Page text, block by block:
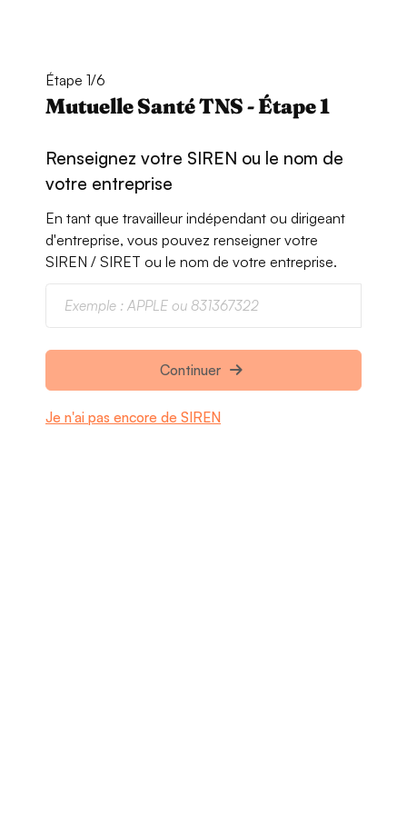
Étape 1/6
Mutuelle Santé TNS - Étape 1
Renseignez votre SIREN ou le nom de
votre entreprise
En tant que travailleur indépendant ou dirigeant
d'entreprise, vous pouvez renseigner votre
SIREN / SIRET ou le nom de votre entreprise.
Continuer
Je n'ai pas encore de SIREN